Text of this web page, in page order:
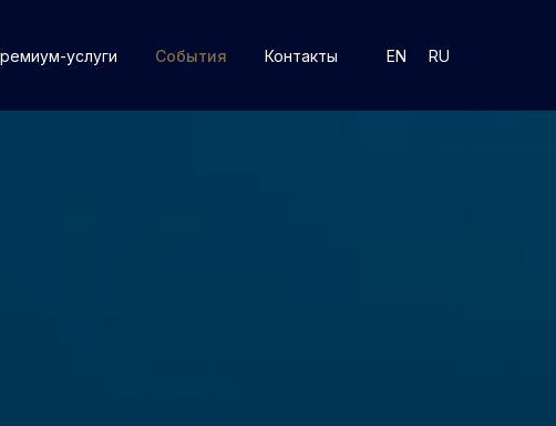
услуги События Контакты EN RU